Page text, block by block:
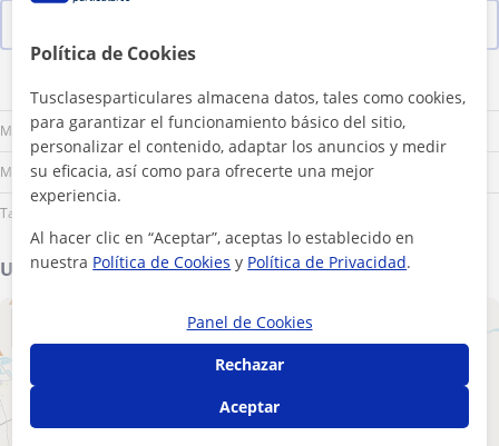
Lu Ma Mi Ju Vi Sá
Mañana
Mediodía
Tarde
Ubicación de mis clases
Política de Cookies
Tusclasesparticulares almacena datos, tales como cookies,
para garantizar el funcionamiento básico del sitio,
personalizar el contenido, adaptar los anuncios y medir
su eficacia, así como para ofrecerte una mejor
experiencia.
Al hacer clic en “Aceptar”, aceptas lo establecido en
nuestra Política de Cookies y Política de Privacidad.
Panel de Cookies
Rechazar
Aceptar